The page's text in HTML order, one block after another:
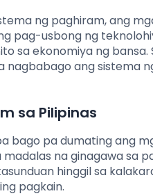
ng paghiram, ang
pag-usbong ng
sa ekonomiya ng bansa.
ang sistema
sa Pilipinas
bago pa dumating ang
na ginagawa sa
hinggil sa
pagkain.